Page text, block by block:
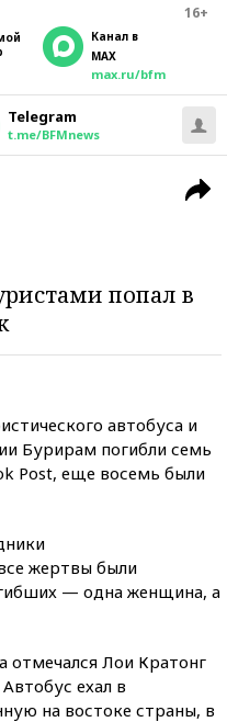
16+
Канал в
MAX
max.ru/bfm
Telegram
t.me/BFMnews
попал в
автобуса и
Бурирам погибли семь
Post, еще восемь были
жертвы были
— одна женщина, а
отмечался Лои Кратонг
ехал в
на востоке страны, в